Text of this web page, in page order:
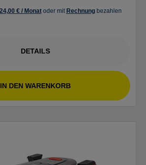
DETAILS
IN DEN WARENKORB